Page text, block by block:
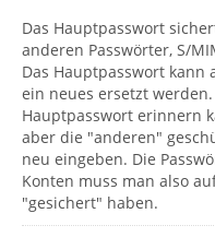
Das Hauptpasswort
anderen Passwörter, S/
Das Hauptpasswort
ein neues ersetzt
Hauptpasswort erinnern
aber die "anderen"
neu eingeben. Die
Konten muss man also
"gesichert" haben.